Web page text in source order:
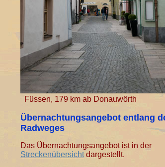
Füssen, 179 km ab Donauwörth
Übernachtungsangebot entlang
Radweges
Das Übernachtungsangebot ist in der
Streckenübersichtdargestellt.